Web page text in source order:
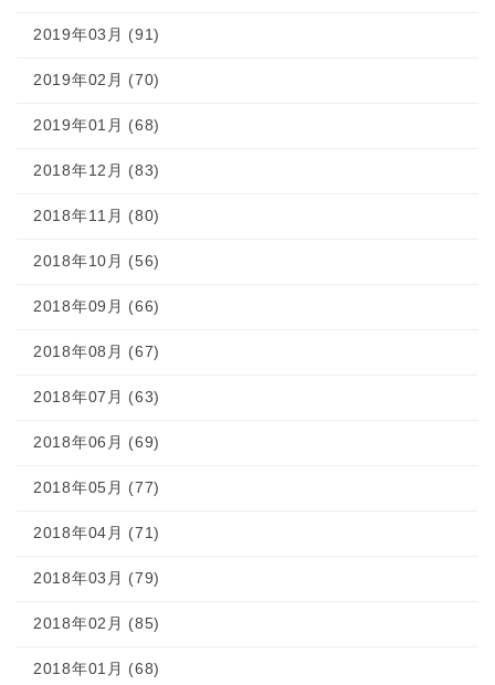
2019年03月 (91)
2019年02月 (70)
2019年01月 (68)
2018年12月 (83)
2018年11月 (80)
2018年10月 (56)
2018年09月 (66)
2018年08月 (67)
2018年07月 (63)
2018年06月 (69)
2018年05月 (77)
2018年04月 (71)
2018年03月 (79)
2018年02月 (85)
2018年01月 (68)